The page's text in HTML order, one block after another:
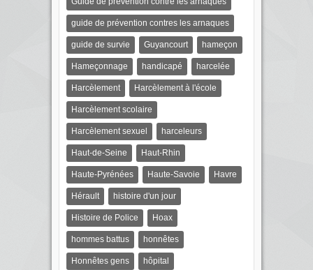
guide de prévention contres les arnaques
guide de survie Guyancourt hameçon
Hameçonnage handicapé harcelée
Harcèlement Harcèlement à l'école
Harcèlement scolaire
Harcèlement sexuel harceleurs
Haut-de-Seine Haut-Rhin
Haute-Pyrénées Haute-Savoie Havre
Hérault histoire d'un jour
Histoire de Police Hoax
hommes battus honnêtes
Honnêtes gens hôpital